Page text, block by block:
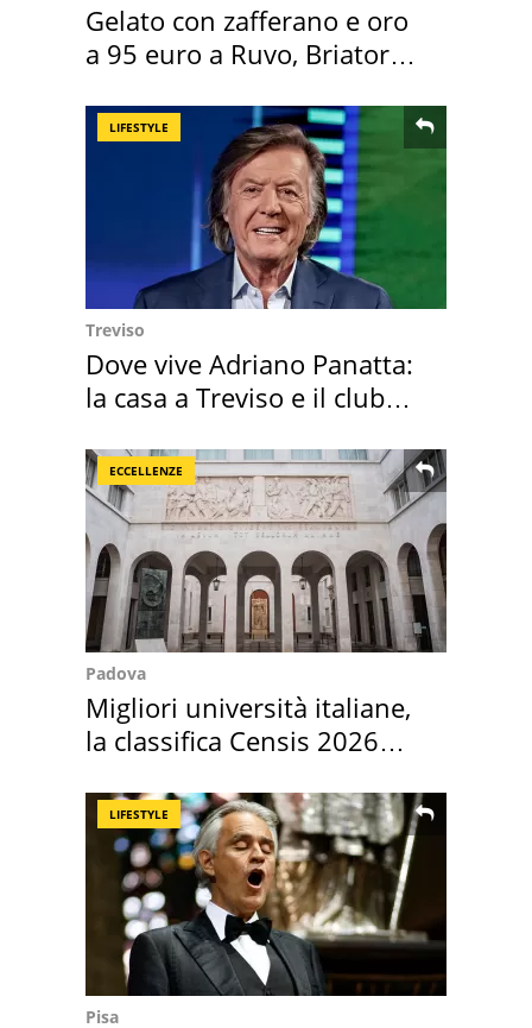
Gelato con zafferano e oro
a 95 euro a Ruvo, Briatore
LIFESTYLE
Treviso
Dove vive Adriano Panatta:
la casa a Treviso e il club
ECCELLENZE
Padova
Migliori università italiane,
la classifica Censis 2026
LIFESTYLE
Pisa